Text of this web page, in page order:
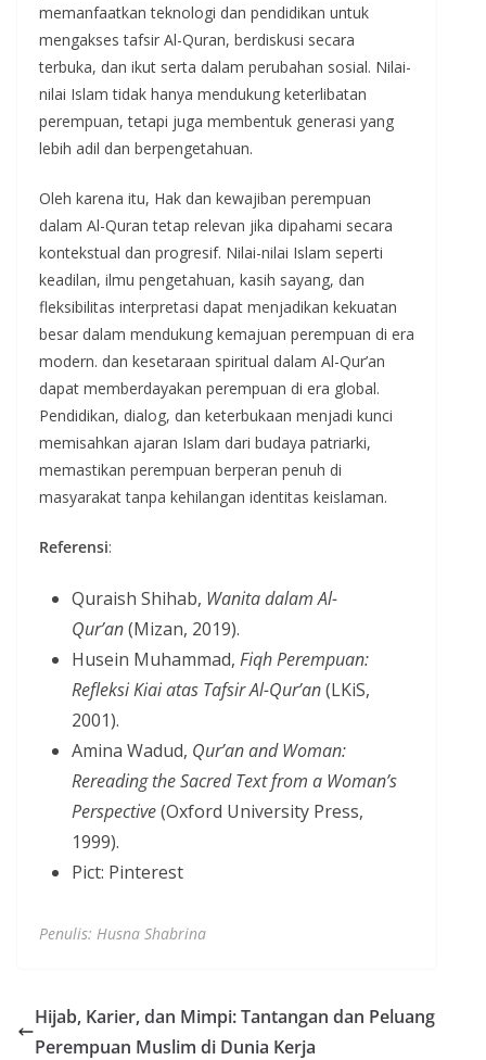
memanfaatkan teknologi dan pendidikan untuk
mengakses tafsir Al-Quran, berdiskusi secara
terbuka, dan ikut serta dalam perubahan sosial. Nilai-
nilai Islam tidak hanya mendukung keterlibatan
perempuan, tetapi juga membentuk generasi yang
lebih adil dan berpengetahuan.
Oleh karena itu, Hak dan kewajiban perempuan
dalam Al-Quran tetap relevan jika dipahami secara
kontekstual dan progresif. Nilai-nilai Islam seperti
keadilan, ilmu pengetahuan, kasih sayang, dan
fleksibilitas interpretasi dapat menjadikan kekuatan
besar dalam mendukung kemajuan perempuan di era
modern. dan kesetaraan spiritual dalam Al-Qur’an
dapat memberdayakan perempuan di era global.
Pendidikan, dialog, dan keterbukaan menjadi kunci
memisahkan ajaran Islam dari budaya patriarki,
memastikan perempuan berperan penuh di
masyarakat tanpa kehilangan identitas keislaman.
Referensi:
Quraish Shihab, Wanita dalam Al-
Qur’an(Mizan, 2019).
Husein Muhammad, Fiqh Perempuan:
Refleksi Kiai atas Tafsir Al-Qur’an(LKiS,
2001).
Amina Wadud, Qur’an and Woman:
Rereading the Sacred Text from a Woman’s
Perspective(Oxford University Press,
1999).
Pict: Pinterest
Penulis: Husna Shabrina
Hijab, Karier, dan Mimpi: Tantangan dan Peluang
Perempuan Muslim di Dunia Kerja